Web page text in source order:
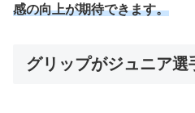
感の向上が期待できます。
グリップがジュニア選